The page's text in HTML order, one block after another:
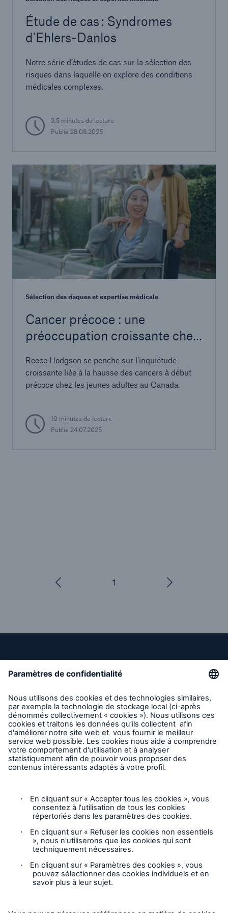
Étude de cas : Syndromes
d’Ehlers-Danlos
Notre série d’études de cas sur la sélection des
risques dans laquelle on explore des conditions
médicales complexes.
3,5 minutes de lecture
Publié 28.08.2025
Sélection des risques et expertise médicale
Cancer précoce : une
préoccupation croissante chez
Reece Hodgson se penche sur l’inquiétude
croissante liée à la hausse des cancers à début
précoce chez les jeunes adultes au Canada.
10 minutes de lecture
Publié 24.07.2025
1
Entreprise
Carrières
Contact
Suivez-nous